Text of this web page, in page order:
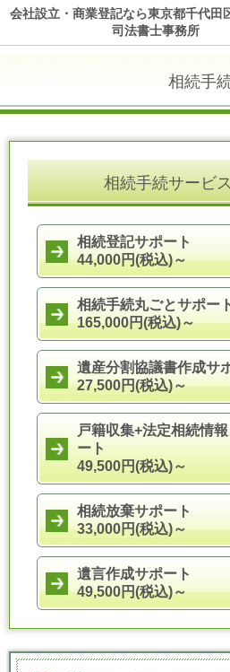
会社設立・商業登記なら東京都千代田
司法書士事務所
相続手
相続手続サービ
相続登記サポート
44,000円(税込)～
相続手続丸ごとサポー
165,000円(税込)～
遺産分割協議書作成サ
27,500円(税込)～
戸籍収集+法定相続情
ート
49,500円(税込)～
相続放棄サポート
33,000円(税込)～
遺言作成サポート
49,500円(税込)～